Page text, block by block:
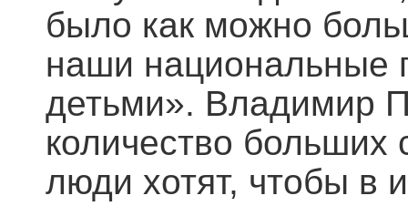
было как можно
наши национальные
детьми». Владимир
количество
люди хотят, чтобы в